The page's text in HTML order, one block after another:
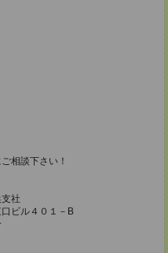
相談下さい！
社
ビル４０１－B